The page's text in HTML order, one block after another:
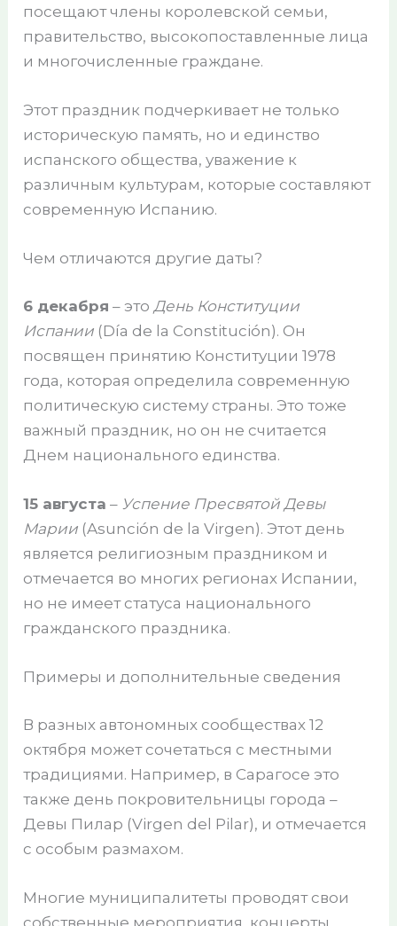
посещают члены королевской семьи,
правительство, высокопоставленные лица
и многочисленные граждане.
Этот праздник подчеркивает не только
историческую память, но и единство
испанского общества, уважение к
различным культурам, которые составляют
современную Испанию.
Чем отличаются другие даты?
6 декабря – это День Конституции
Испании (Día de la Constitución). Он
посвящен принятию Конституции 1978
года, которая определила современную
политическую систему страны. Это тоже
важный праздник, но он не считается
Днем национального единства.
15 августа – Успение Пресвятой Девы
Марии (Asunción de la Virgen). Этот день
является религиозным праздником и
отмечается во многих регионах Испании,
но не имеет статуса национального
гражданского праздника.
Примеры и дополнительные сведения
В разных автономных сообществах 12
октября может сочетаться с местными
традициями. Например, в Сарагосе это
также день покровительницы города –
Девы Пилар (Virgen del Pilar), и отмечается
с особым размахом.
Многие муниципалитеты проводят свои
собственные мероприятия, концерты,